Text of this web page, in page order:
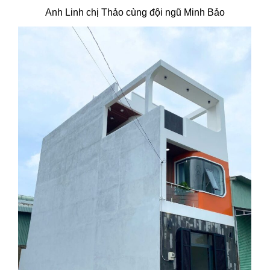
Anh Linh chị Thảo cùng đội ngũ Minh Bảo